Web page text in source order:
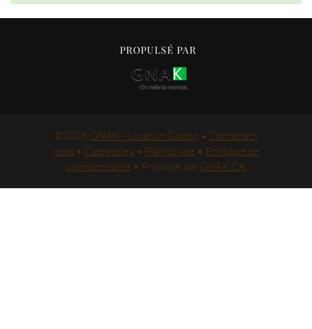
PROPULSÉ PAR
©2026 GNAK - Location Gaston • Contactez-
nous • Catégories • Plan du site • Politique de
confidentialité • Propulsé par GNAK.CA